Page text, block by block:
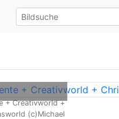
+ Creativworld +
(c)Michael